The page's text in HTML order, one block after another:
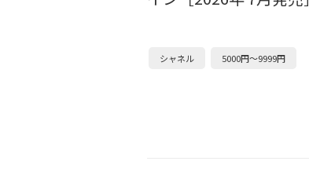
シャネル 5000円～9999円